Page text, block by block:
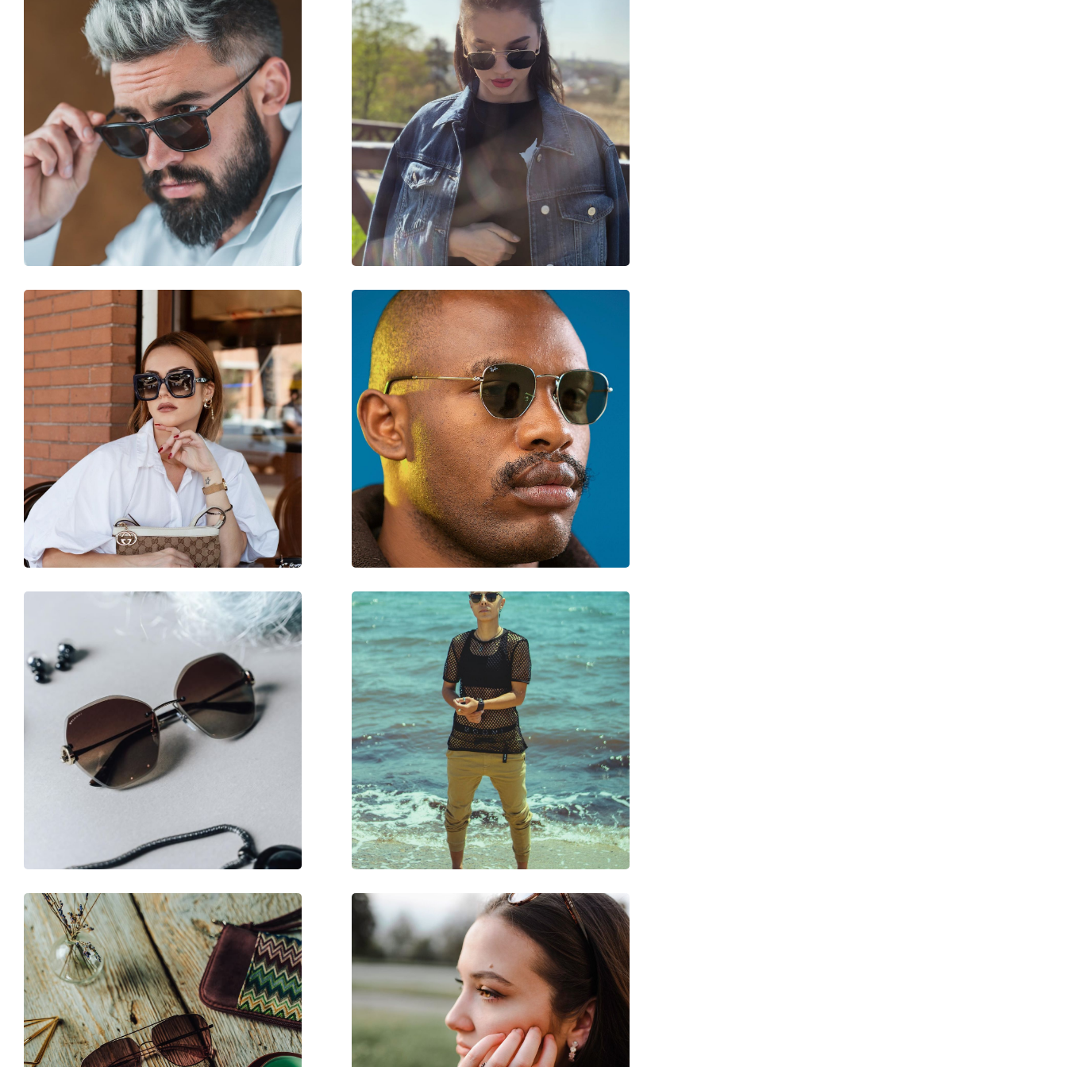
Forma ramei:
Pătrată
Culoarea ramei:
Negru
Materialul ramei :
Plastic
M
Lățimea ramei:
139 mm
Lungimea brațelor:
145 mm
Lățimea punții nazale:
15 mm
Greutate:
325 g
Pernițe reglabile pentru nas:
Nu
Balama flexibilă:
Nu
Accesorii
Suport:
Da
Lavetă pentru curățat:
Da
Altele
Sex:
Bărbați
Categorie:
Ochelari de soare
Brand:
Tom Ford
Utilizare:
Modă
Cod:
FT0832-N 01A 59